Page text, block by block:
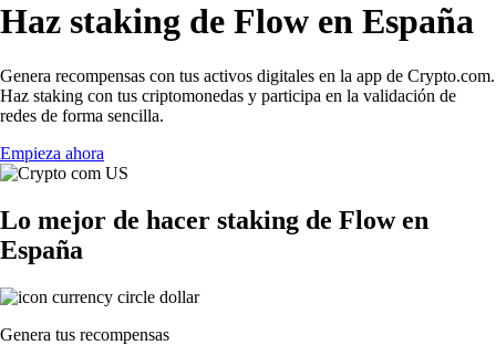
Haz staking de Flow en España
Genera recompensas con tus activos digitales en la app de Crypto.com.
Haz staking con tus criptomonedas y participa en la validación de
redes de forma sencilla.
Empieza ahora
Lo mejor de hacer staking de Flow en
España
Genera tus recompensas